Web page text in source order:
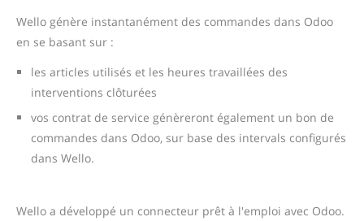
Wello génère instantanément des commandes dans Odoo
en se basant sur :
les articles utilisés et les heures travaillées des
interventions clôturées
vos contrat de service génèreront également un bon de
commandes dans Odoo, sur base des intervals configurés
dans Wello.
Wello a développé un connecteur prêt à l'emploi avec Odoo.